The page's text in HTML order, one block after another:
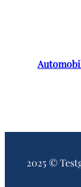
2025 ©